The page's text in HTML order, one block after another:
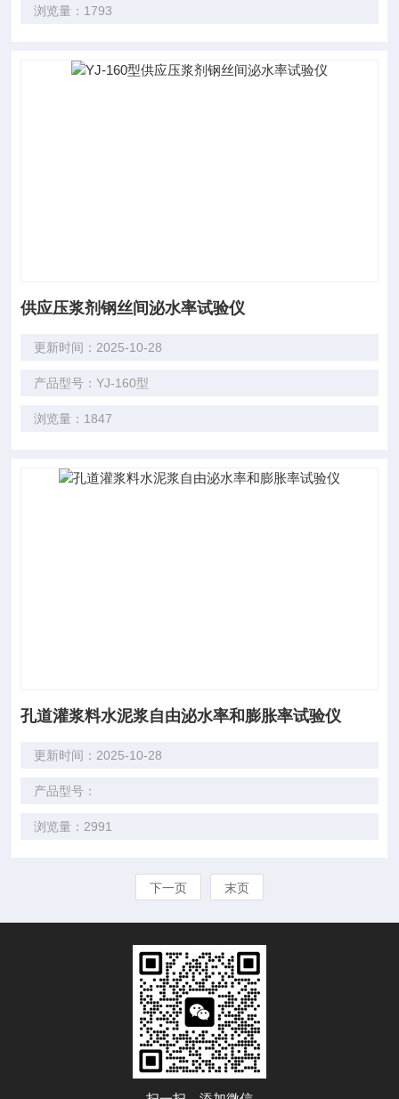
浏览量：1793
供应压浆剂钢丝间泌水率试验仪
更新时间：2025-10-28
产品型号：YJ-160型
浏览量：1847
孔道灌浆料水泥浆自由泌水率和膨胀率试验仪
更新时间：2025-10-28
产品型号：
浏览量：2991
下一页 末页